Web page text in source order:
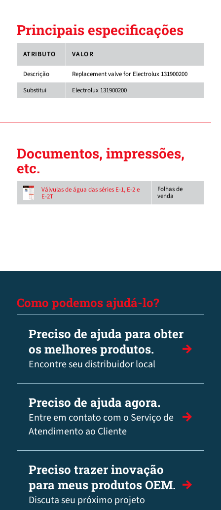
Principais especificações
ATRIBUTO VALOR
Descrição
Replacement valve for Electrolux 131900200
Substitui
Electrolux 131900200
Documentos, impressões,
etc.
Válvulas de água das séries E-1, E-2 e
E-2T
Folhas de
venda
Como podemos ajudá-lo?
Preciso de ajuda para obter
os melhores produtos.
Encontre seu distribuidor local
Preciso de ajuda agora.
Entre em contato com o Serviço de
Atendimento ao Cliente
Preciso trazer inovação
para meus produtos OEM.
Discuta seu próximo projeto